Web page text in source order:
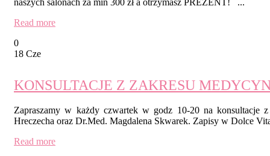
Read more
0
18 Cze
KONSULTACJE Z ZAKRESU
Zapraszamy w każdy czwartek w godz 10-20 na
Hreczecha oraz Dr.Med. Magdalena Skwarek. Zapisy w Dolce
Read more